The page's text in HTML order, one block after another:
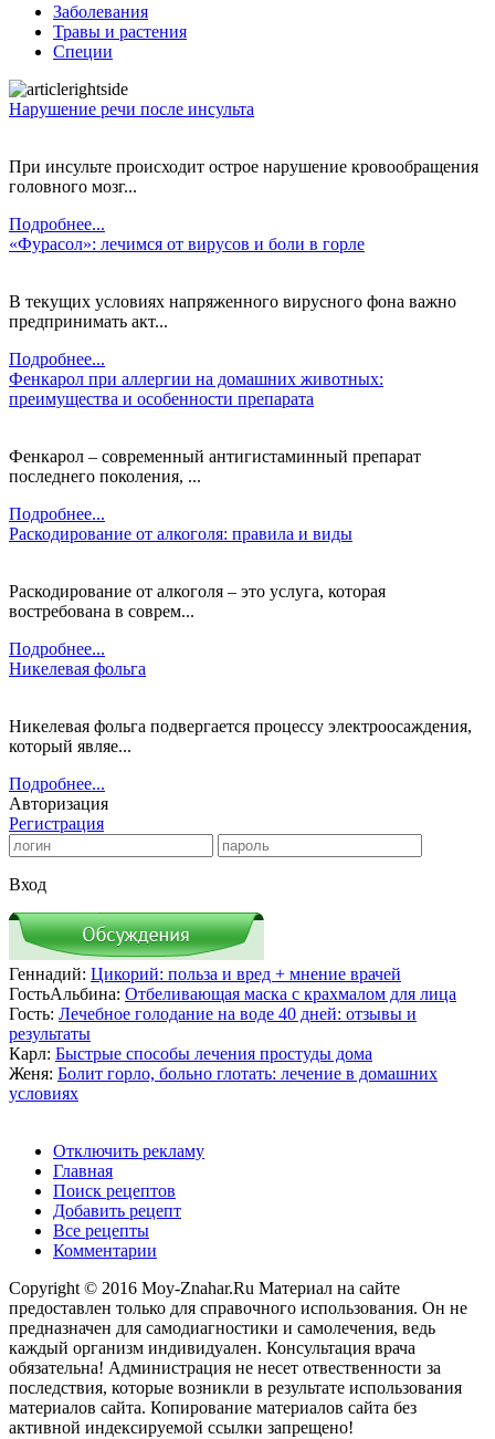
Заболевания
Травы и растения
Специи
Нарушение речи после инсульта
При инсульте происходит острое нарушение кровообращения
головного мозг...
Подробнее...
«Фурасол»: лечимся от вирусов и боли в горле
В текущих условиях напряженного вирусного фона важно
предпринимать акт...
Подробнее...
Фенкарол при аллергии на домашних животных:
преимущества и особенности препарата
Фенкарол – современный антигистаминный препарат
последнего поколения, ...
Подробнее...
Раскодирование от алкоголя: правила и виды
Раскодирование от алкоголя – это услуга, которая
востребована в соврем...
Подробнее...
Никелевая фольга
Никелевая фольга подвергается процессу электроосаждения,
который являе...
Подробнее...
Авторизация
Регистрация
Вход
Геннадий: Цикорий: польза и вред + мнение врачей
ГостьАльбина: Отбеливающая маска с крахмалом для лица
Гость: Лечебное голодание на воде 40 дней: отзывы и
результаты
Карл: Быстрые способы лечения простуды дома
Женя: Болит горло, больно глотать: лечение в домашних
условиях
Отключить рекламу
Главная
Поиск рецептов
Добавить рецепт
Все рецепты
Комментарии
Copyright © 2016 Moy-Znahar.Ru Материал на сайте
предоставлен только для справочного использования. Он не
предназначен для самодиагностики и самолечения, ведь
каждый организм индивидуален. Консультация врача
обязательна! Администрация не несет отвественности за
последствия, которые возникли в результате использования
материалов сайта. Копирование материалов сайта без
активной индексируемой ссылки запрещено!